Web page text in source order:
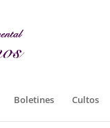
Boletines Cultos